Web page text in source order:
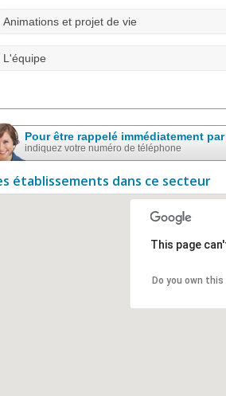
Animations et projet de vie
L'équipe
Pour être rappelé immédiatement
indiquez votre numéro de téléphone
établissements dans ce secteur
This page
Do you own